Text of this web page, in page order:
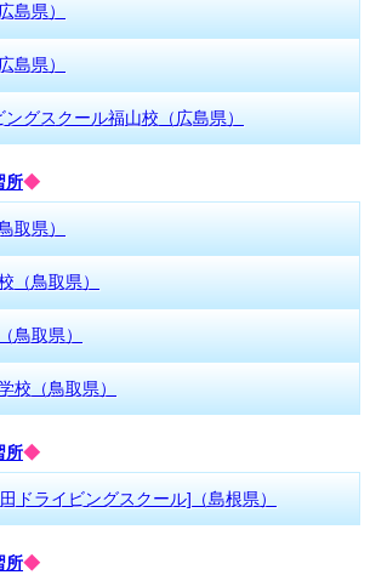
島県）
島県）
グスクール福山校（広島県）
所◆
取県）
（鳥取県）
鳥取県）
校（鳥取県）
所◆
ドライビングスクール]（島根県）
所◆